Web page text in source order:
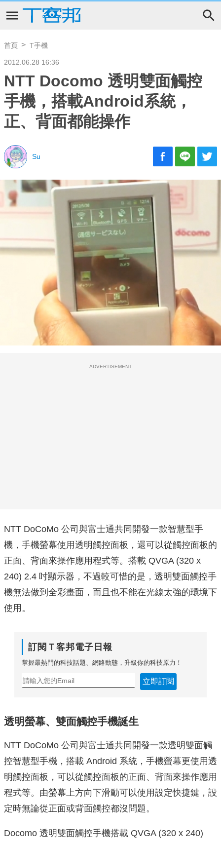
首頁 T手機
2012.06.28 16:36
NTT Docomo 透明雙面觸控
手機，搭載Android系統，
正、背面都能操作
Su
ADVERTISEMENT
NTT DoCoMo 公司與富士通共同開發一款智慧型手
機，手機螢幕使用透明觸控面板，還可以從觸控面板的
正面、背面來操作應用程式等。搭載 QVGA (320 x
240) 2.4 吋顯示器，不過較可惜的是，透明雙面觸控手
機無法做到全彩畫面，而且也不能在光線太強的環境下
使用。
訂閱Ｔ客邦電子日報
掌握最熱門的科技話題、網路動態，升級你的科技原力！
立即訂閱
透明螢幕、雙面觸控手機誕生
NTT DoCoMo 公司與富士通共同開發一款透明雙面觸
控智慧型手機，搭載 Android 系統，手機螢幕更使用透
明觸控面板，可以從觸控面板的正面、背面來操作應用
程式等。由螢幕上方向下滑動可以使用設定快捷鍵，設
定時無論從正面或背面觸控都沒問題。
Docomo 透明雙面觸控手機搭載 QVGA (320 x 240)